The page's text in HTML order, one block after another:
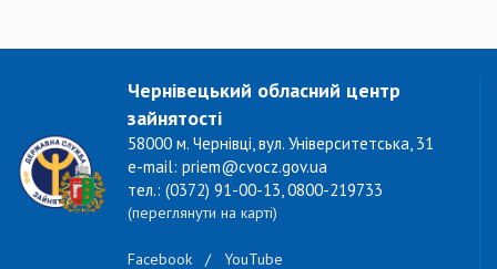
Чернівецький обласний центр
зайнятості
58000 м. Чернівці, вул. Університетська, 31
e-mail: priem@cvocz.gov.ua
тел.: (0372) 91-00-13, 0800-219733
(переглянути на карті)
Facebook / YouTube